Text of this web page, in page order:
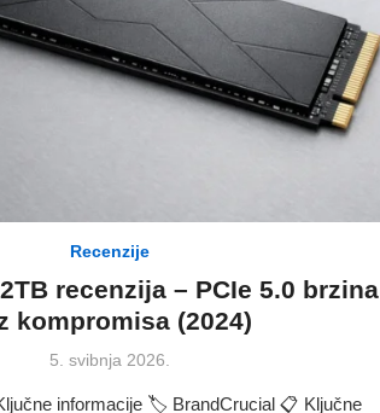
Recenzije
recenzija – PCIe 5.0 brzina
kompromisa (2024)
Posted
5. svibnja 2026.
informacije 🏷 BrandCrucial 📋 Ključne